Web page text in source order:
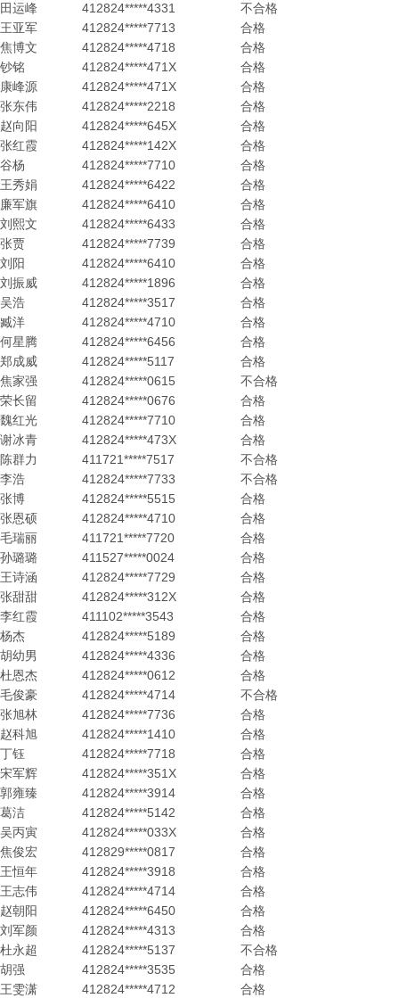
田运峰
412824*****4331
不合格
王亚军
412824*****7713
合格
焦博文
412824*****4718
合格
钞铭
412824*****471X
合格
康峰源
412824*****471X
合格
张东伟
412824*****2218
合格
赵向阳
412824*****645X
合格
张红霞
412824*****142X
合格
谷杨
412824*****7710
合格
王秀娟
412824*****6422
合格
廉军旗
412824*****6410
合格
刘熙文
412824*****6433
合格
张贾
412824*****7739
合格
刘阳
412824*****6410
合格
刘振威
412824*****1896
合格
吴浩
412824*****3517
合格
臧洋
412824*****4710
合格
何星腾
412824*****6456
合格
郑成威
412824*****5117
合格
焦家强
412824*****0615
不合格
荣长留
412824*****0676
合格
魏红光
412824*****7710
合格
谢冰青
412824*****473X
合格
陈群力
411721*****7517
不合格
李浩
412824*****7733
不合格
张博
412824*****5515
合格
张恩硕
412824*****4710
合格
毛瑞丽
411721*****7720
合格
孙璐璐
411527*****0024
合格
王诗涵
412824*****7729
合格
张甜甜
412824*****312X
合格
李红霞
411102*****3543
合格
杨杰
412824*****5189
合格
胡幼男
412824*****4336
合格
杜恩杰
412824*****0612
合格
毛俊豪
412824*****4714
不合格
张旭林
412824*****7736
合格
赵科旭
412824*****1410
合格
丁钰
412824*****7718
合格
宋军辉
412824*****351X
合格
郭雍臻
412824*****3914
合格
葛洁
412824*****5142
合格
吴丙寅
412824*****033X
合格
焦俊宏
412829*****0817
合格
王恒年
412824*****3918
合格
王志伟
412824*****4714
合格
赵朝阳
412824*****6450
合格
刘军颜
412824*****4313
合格
杜永超
412824*****5137
不合格
胡强
412824*****3535
合格
王雯潇
412824*****4712 合格